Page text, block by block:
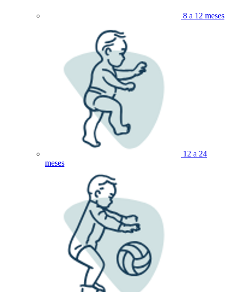
8 a 12 meses
12 a 24
meses